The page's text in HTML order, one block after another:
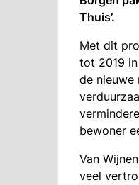
Thuis’.
Met dit
tot 2019
de nieuwe
bewoner
Van
veel